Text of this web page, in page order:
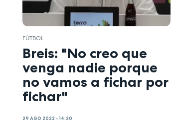
FÚTBOL
Breis: "No creo que
venga nadie porque
no vamos a fichar por
fichar"
29 AGO 2022 - 14:20